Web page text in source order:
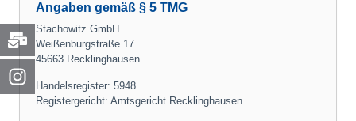
Angaben gemäß § 5 TMG
Stachowitz GmbH
Weißenburgstraße 17
45663 Recklinghausen
Handelsregister: 5948
Registergericht: Amtsgericht Recklinghausen